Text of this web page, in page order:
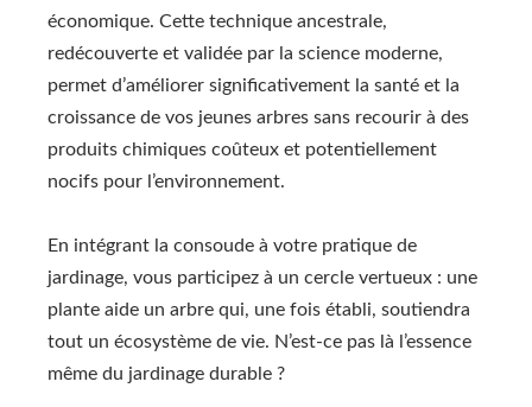
économique. Cette technique ancestrale,
redécouverte et validée par la science moderne,
permet d’améliorer significativement la santé et la
croissance de vos jeunes arbres sans recourir à des
produits chimiques coûteux et potentiellement
nocifs pour l’environnement.
En intégrant la consoude à votre pratique de
jardinage, vous participez à un cercle vertueux : une
plante aide un arbre qui, une fois établi, soutiendra
tout un écosystème de vie. N’est-ce pas là l’essence
même du jardinage durable ?